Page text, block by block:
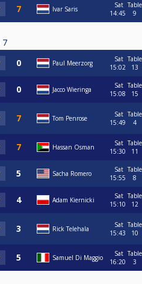
Ivar Saris
Sat
14:45
Table
9
7
Paul Meerzorg
Sat
15:02
Table
13
Jacco Wieringa
Sat
15:08
Table
15
Tom Penrose
Sat
15:49
Table
4
Hassan Osman
Sat
15:30
Table
11
Sacha Romero
Sat
15:55
Table
8
Adam Kiernicki
Sat
15:10
Table
12
Rick Telehala
Sat
15:43
Table
10
Samuel Di Maggio
Sat
16:20
Table
3